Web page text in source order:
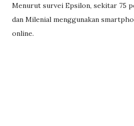
Menurut survei Epsilon, sekitar 75
dan Milenial menggunakan
online.